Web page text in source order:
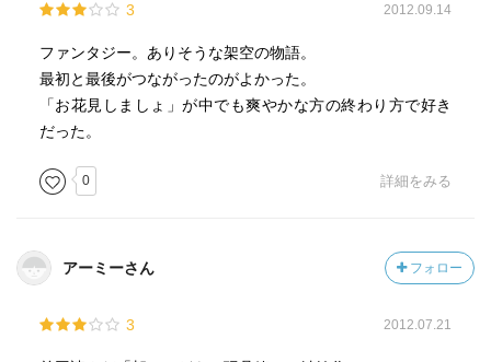
3 2012.09.14
ファンタジー。ありそうな架空の物語。
最初と最後がつながったのがよかった。
「お花見しましょ」が中でも爽やかな方の終わり方で好き
だった。
0 詳細をみる
アーミーさん フォロー
3 2012.07.21